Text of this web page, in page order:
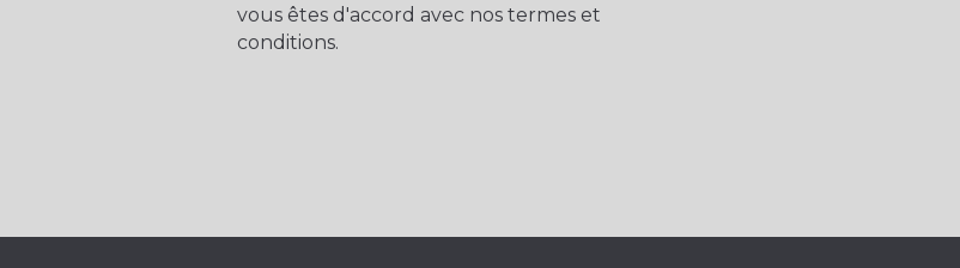
vous êtes d'accord avec nos termes et
conditions.